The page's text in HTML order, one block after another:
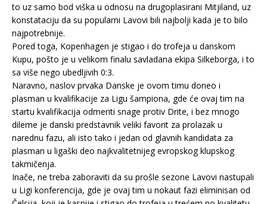
to uz samo bod viška u odnosu na drugoplasirani Mitjiland, uz
konstataciju da su popularni Lavovi bili najbolji kada je to bilo
najpotrebnije.
Pored toga, Kopenhagen je stigao i do trofeja u danskom
Kupu, pošto je u velikom finalu savladana ekipa Silkeborga, i to
sa više nego ubedljivih 0:3.
Naravno, naslov prvaka Danske je ovom timu doneo i
plasman u kvalifikacije za Ligu šampiona, gde će ovaj tim na
startu kvalifikacija odmeriti snage protiv Drite, i bez mnogo
dileme je danski predstavnik veliki favorit za prolazak u
narednu fazu, ali isto tako i jedan od glavnih kandidata za
plasman u ligaški deo najkvalitetnijeg evropskog klupskog
takmičenja.
Inače, ne treba zaboraviti da su prošle sezone Lavovi nastupali
u Ligi konferencija, gde je ovaj tim u nokaut fazi eliminisan od